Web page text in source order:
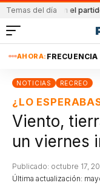
Temas del díaen el partido de
AHORA: FRECUENCIA
NOTICIAS RECREO
¿LO
Viento,
un viernes
Última actualización:
Publicado: octubre 17,